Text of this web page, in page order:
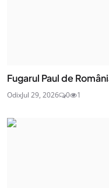
Fugarul Paul de
OdixJul 29, 2026 0 1